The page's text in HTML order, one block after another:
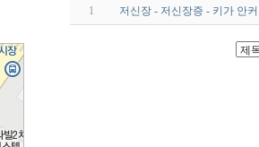
1 저신장 - 저신장증 - 키가 안